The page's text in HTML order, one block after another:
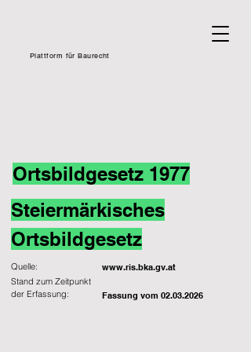
Plattform für Baurecht
Ortsbildgesetz 1977
Steiermärkisches
Ortsbildgesetz
Quelle: www.ris.bka.gv.at
Fassung vom 02.03.2026
Stand zum Zeitpunkt
der Erfassung: